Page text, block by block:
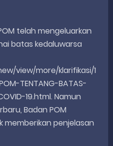
telah mengeluarkan
batas kedaluwarsa
view/more/klarifikasi/1
TENTANG-BATAS-
19.html. Namun
Badan POM
penjelasan